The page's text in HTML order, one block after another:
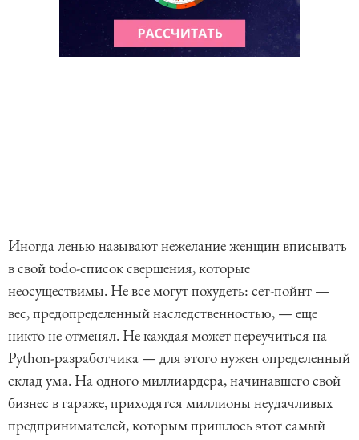
Иногда ленью называют нежелание женщин вписывать
в свой todo-список свершения, которые
неосуществимы. Не все могут похудеть: сет-пойнт —
вес, предопределенный наследственностью, — еще
никто не отменял. Не каждая может переучиться на
Python-разработчика — для этого нужен определенный
склад ума. На одного миллиардера, начинавшего свой
бизнес в гараже, приходятся миллионы неудачливых
предпринимателей, которым пришлось этот самый